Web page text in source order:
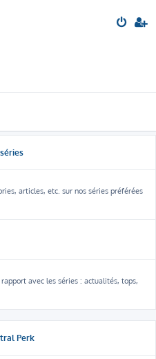
articles, etc. sur nos séries préférées
avec les séries : actualités, tops,
Perk